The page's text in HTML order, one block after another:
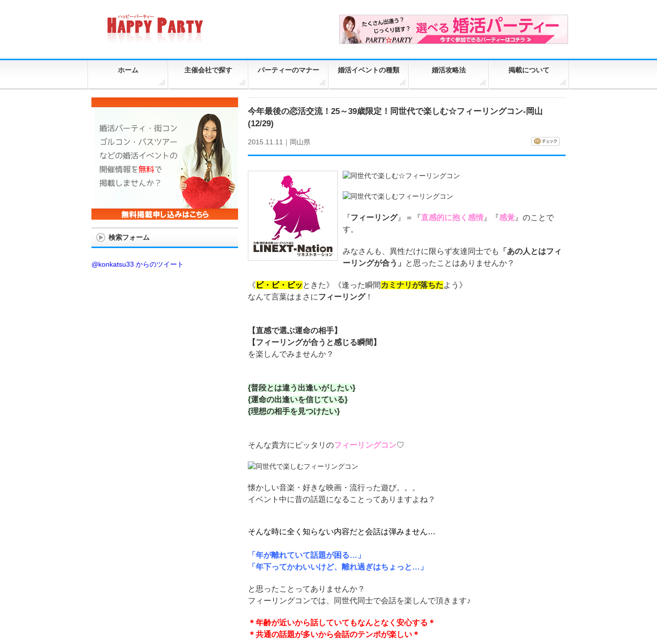
ホーム 主催会社で探す パーティーのマナー 婚活イベントの種類 婚活攻略法 掲載について
今年最後の恋活交流！25～39歳限定！同世代で楽しむ☆フィーリングコン-岡山
(12/29)
2015.11.11｜ 岡山県
『フィーリング』＝『直感的に抱く感情 』『感覚 』のことで
す。
みなさんも、異性だけに限らず友達同士でも
「あの人とはフィ
ーリングが合う」
と思ったことはありませんか？
《 ビ・ビ・ビッ ときた》《逢った瞬間 カミナリが落ちたよう》
なんて言葉はまさにフィーリング！
【直感で選ぶ運命の相手】
【フィーリングが合うと感じる瞬間】
を楽しんでみませんか？
{普段とは違う出逢いがしたい}
{運命の出逢いを信じている}
{理想の相手を見つけたい}
そんな貴方にピッタリのフィーリングコン♡
懐かしい音楽・好きな映画・流行った遊び。。。
イベント中に昔の話題になることってありますよね？
そんな時に全く知らない内容だと会話は弾みません…
「年が離れていて話題が困る…」
「年下ってかわいいけど、離れ過ぎはちょっと…」
と思ったことってありませんか？
フィーリングコンでは、同世代同士で会話を楽しんで頂きます♪
＊年齢が近いから話していてもなんとなく安心する＊
＊共通の話題が多いから会話のテンポが楽しい＊
検索フォーム
@konkatsu33 からのツイート